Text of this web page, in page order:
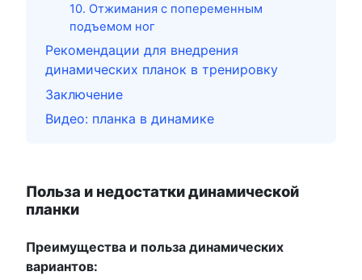
10. Отжимания с попеременным
подъемом ног
Рекомендации для внедрения
динамических планок в тренировку
Заключение
Видео: планка в динамике
Польза и недостатки динамической
планки
Преимущества и польза динамических
вариантов: